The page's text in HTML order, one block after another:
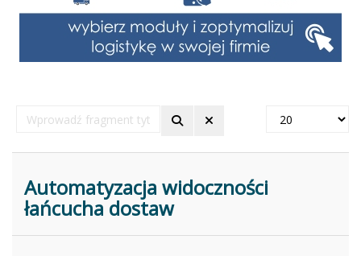
Wprowadź
fragment
Pokaż
Automatyzacja widoczności
łańcucha dostaw